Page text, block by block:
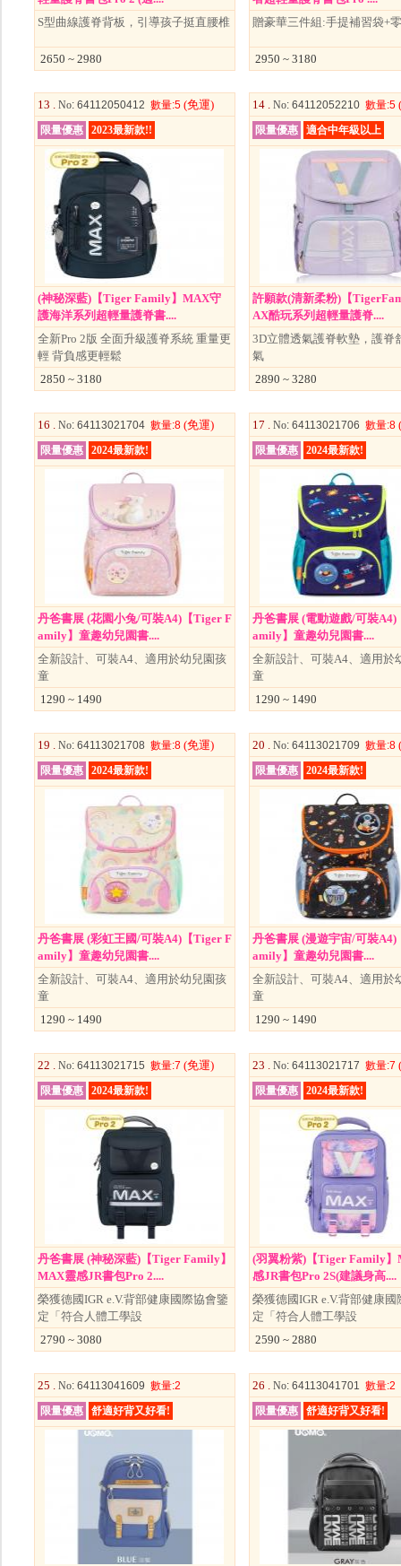
S型曲線護脊背板，引導孩子挺直腰椎
2650 ~ 2980
贈豪華三件組:手提補習袋+
2950 ~ 3180
13 . No: 64112050412 數量:5(免運)
限量優惠 2023最新款!!
(神秘深藍)【Tiger Family】MAX守
護海洋系列超輕量護脊書....
全新Pro 2版 全面升級護脊系統 重量更
輕 背負感更輕鬆
2850 ~ 3180
14 . No: 64112052210 數量:5
限量優惠 適合中年級以上
許願款(清新柔粉)【
AX酷玩系列超輕量護脊....
3D立體透氣護脊軟墊，護脊
氣
2890 ~ 3280
16 . No: 64113021704 數量:8(免運)
限量優惠 2024最新款!
丹爸書展 (花園小兔/可裝A4)【Tiger F
amily】童趣幼兒園書....
全新設計、可裝A4、適用於幼兒園孩
童
1290 ~ 1490
17 . No: 64113021706 數量:8
限量優惠 2024最新款!
丹爸書展 (電動遊戲/可裝A4)
amily】童趣幼兒園書....
全新設計、可裝A4、適用於
童
1290 ~ 1490
19 . No: 64113021708 數量:8(免運)
限量優惠 2024最新款!
丹爸書展 (彩虹王國/可裝A4)【Tiger F
amily】童趣幼兒園書....
全新設計、可裝A4、適用於幼兒園孩
童
1290 ~ 1490
20 . No: 64113021709 數量:8
限量優惠 2024最新款!
丹爸書展 (漫遊宇宙/可裝A4)
amily】童趣幼兒園書....
全新設計、可裝A4、適用於
童
1290 ~ 1490
22 . No: 64113021715 數量:7 (免運)
限量優惠 2024最新款!
丹爸書展 (神秘深藍)【Tiger Family】
MAX靈感JR書包Pro 2....
榮獲德國IGR e.V.背部健康國際協會鑒
定「符合人體工學設
2790 ~ 3080
23 . No: 64113021717 數量:7
限量優惠 2024最新款!
(羽翼粉紫)【Tiger Family】
感JR書包Pro 2S(建議身高....
榮獲德國IGR e.V.背部健康國
定「符合人體工學設
2590 ~ 2880
25 . No: 64113041609 數量:2
限量優惠
舒適好背又好看!
26 . No: 64113041701 數量:2
限量優惠
舒適好背又好看!